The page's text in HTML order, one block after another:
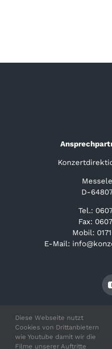
D-
Tel.:
Fax:
Mobil:
E-Mail:
Diese Webseite nutzt
Cookies von Drittanbietern
wie Youtube damit wir die
Filme unserer Auftritte